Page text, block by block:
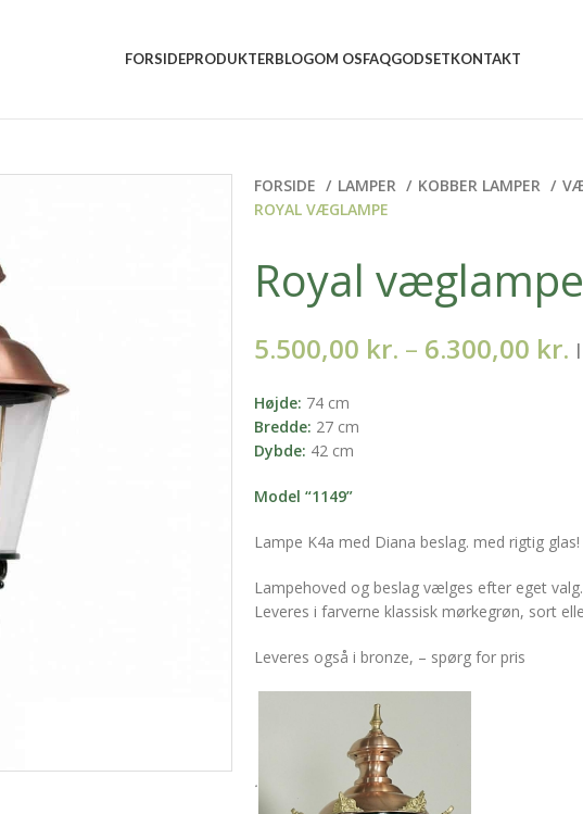
FORSIDEPRODUKTERBLOGOM OSFAQGODSETKONTAKT
FORSIDE LAMPER KOBBER LAMPER
ROYAL VÆGLAMPE
Royal væglampe
5.500,00 kr. – 6.300,00 kr.
Højde: 74 cm
Bredde: 27 cm
Dybde: 42 cm
Model “1149”
Lampe K4a med Diana beslag. med rigtig glas!
Lampehoved og beslag vælges efter eget valg.
Leveres i farverne klassisk mørkegrøn, sort
Leveres også i bronze, – spørg for pris
.